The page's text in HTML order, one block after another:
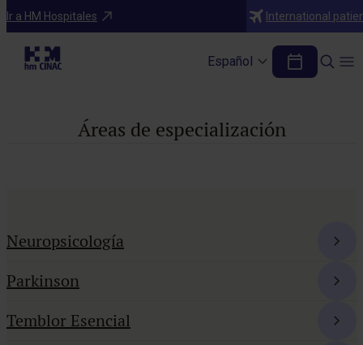
Ir a HM Hospitales International
Español
Áreas de especialización
Neuropsicología
Parkinson
Temblor Esencial